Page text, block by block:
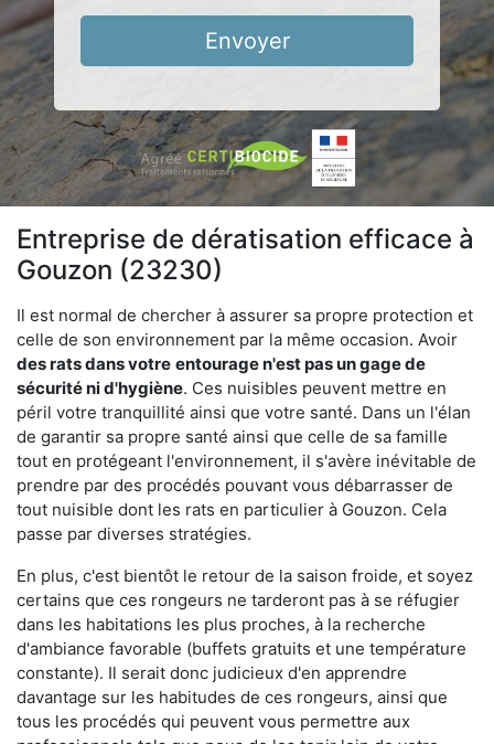
Envoyer
Entreprise de dératisation efficace à
Gouzon (23230)
Il est normal de chercher à assurer sa propre protection et
celle de son environnement par la même occasion. Avoir
des rats dans votre entourage n'est pas un gage de
sécurité ni d'hygiène. Ces nuisibles peuvent mettre en
péril votre tranquillité ainsi que votre santé. Dans un l'élan
de garantir sa propre santé ainsi que celle de sa famille
tout en protégeant l'environnement, il s'avère inévitable de
prendre par des procédés pouvant vous débarrasser de
tout nuisible dont les rats en particulier à Gouzon. Cela
passe par diverses stratégies.
En plus, c'est bientôt le retour de la saison froide, et soyez
certains que ces rongeurs ne tarderont pas à se réfugier
dans les habitations les plus proches, à la recherche
d'ambiance favorable (buffets gratuits et une température
constante). Il serait donc judicieux d'en apprendre
davantage sur les habitudes de ces rongeurs, ainsi que
tous les procédés qui peuvent vous permettre aux